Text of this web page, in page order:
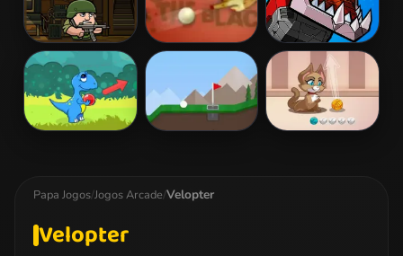
Bob the Robber
3
Zombie Pool Collosotraun
Papa Jogos/Jogos Arcade/Velopter
Velopter